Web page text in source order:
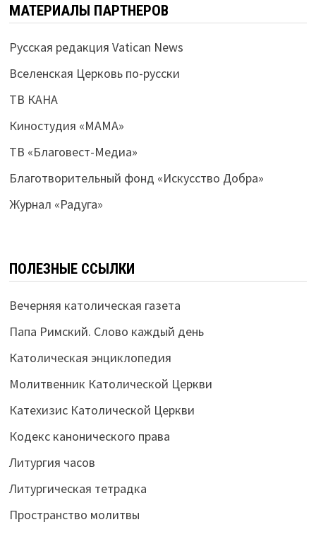
МАТЕРИАЛЫ ПАРТНЕРОВ
Русская редакция Vatican News
Вселенская Церковь по-русски
ТВ КАНА
Киностудия «МАМА»
ТВ «Благовест-Медиа»
Благотворительный фонд «Искусство Добра»
Журнал «Радуга»
ПОЛЕЗНЫЕ ССЫЛКИ
Вечерняя католическая газета
Папа Римский. Слово каждый день
Католическая энциклопедия
Молитвенник Католической Церкви
Катехизис Католической Церкви
Кодекс канонического права
Литургия часов
Литургическая тетрадка
Пространство молитвы